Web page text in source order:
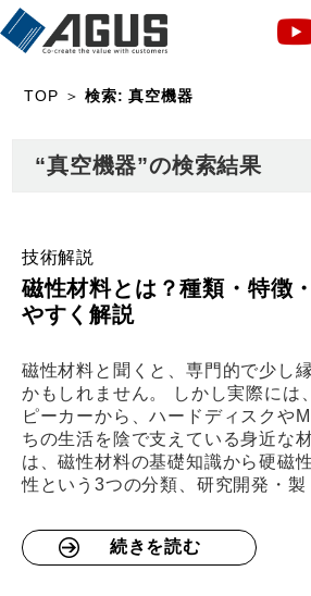
TOP ＞検索: 真空機器
“真空機器”の検索結果
技術解説
磁性材料とは？種類・特徴
やすく解説
磁性材料と聞くと、専門的で少し
かもしれません。 しかし実際には
ピーカーから、ハードディスクや
ちの生活を陰で支えている身近な
は、磁性材料の基礎知識から硬磁
性という3つの分類、研究開発・製
続きを読む